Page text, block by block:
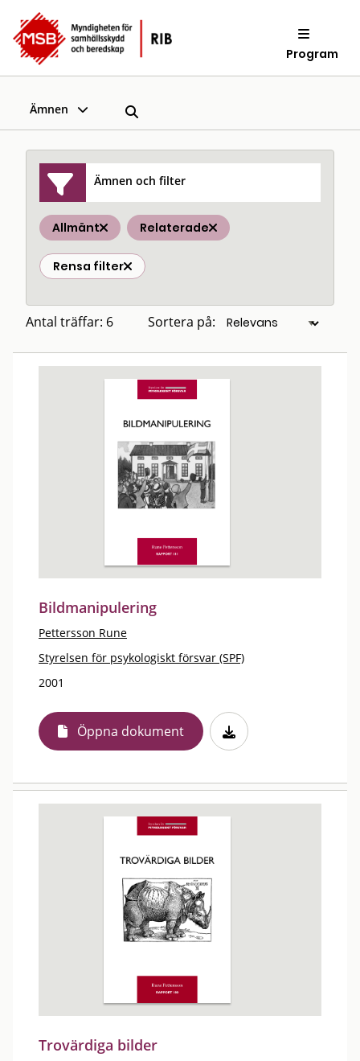
Program
Ämnen
Ämnen och filter
Allmänt Relaterade
Rensa filter
Antal träffar: 6 Sortera på:
Bildmanipulering
Pettersson Rune
Styrelsen för psykologiskt försvar (SPF)
2001
Öppna dokument
Trovärdiga bilder